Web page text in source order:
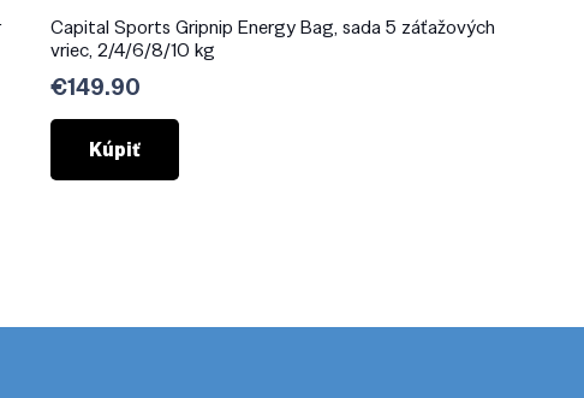
Capital Sports Gripnip Energy Bag, sada 5 záťažových
vriec, 2/4/6/8/10 kg
€149.90
Kúpiť